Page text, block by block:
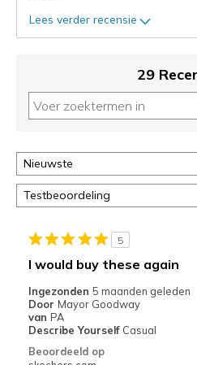
status
van
deze
of
door
<a
page
met
migratiegeschiedenis
van
de
Lees verder recensie
29
5
I would buy these again
Ingezonden 5 maanden geleden
Door Mayor Goodway
van PA
Describe Yourself Casual
Beoordeeld op